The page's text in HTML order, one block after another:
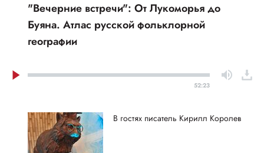
"Вечерние встречи": От Лукоморья до
Буяна. Атлас русской фольклорной
географии
52:23
В гостях писатель Кирилл Королев